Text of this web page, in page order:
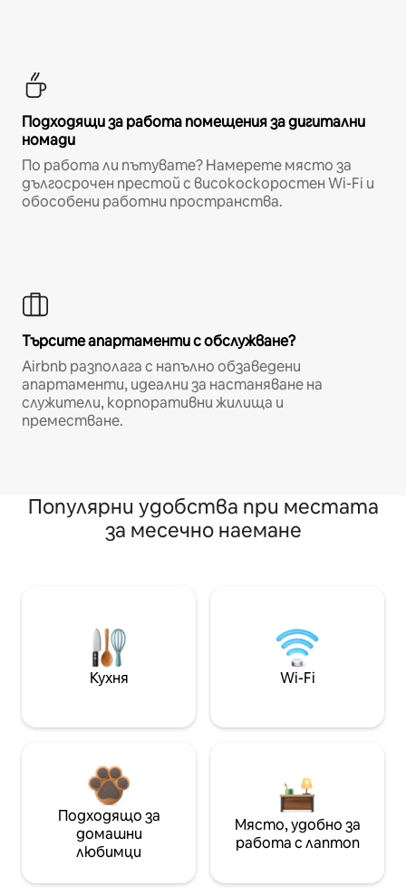
Подходящи за работа помещения за дигитални
номади
По работа ли пътувате? Намерете място за
дългосрочен престой с високоскоростен Wi-Fi и
обособени работни пространства.
Търсите апартаменти с обслужване?
Airbnb разполага с напълно обзаведени
апартаменти, идеални за настаняване на
служители, корпоративни жилища и
преместване.
Популярни удобства при местата
за месечно наемане
Кухня Wi-Fi
Подходящо за
домашни
любимци
Място, удобно за
работа с лаптоп